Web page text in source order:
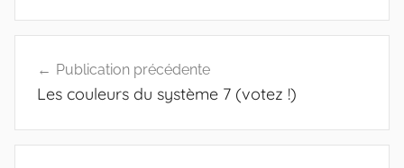
de
Publication précédente
Les couleurs du système 7 (votez !)